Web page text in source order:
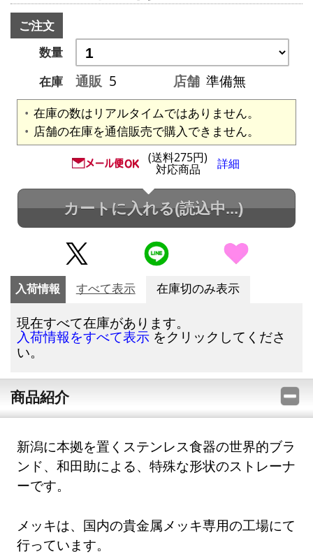
ご注文
数量
在庫
通販 5 店舗 準備無
在庫の数はリアルタイムではありません。
店舗の在庫を通信販売で購入できません。
(送料275円)
対応商品 詳細
カートに入れる(読込中...)
入荷情報 すべて表示 在庫切のみ表示
現在すべて在庫があります。
入荷情報をすべて表示 をクリックしてくださ
い。
商品紹介
新潟に本拠を置くステンレス食器の世界的ブラ
ンド、和田助による、特殊な形状のストレーナ
ーです。
メッキは、国内の貴金属メッキ専用の工場にて
行っています。